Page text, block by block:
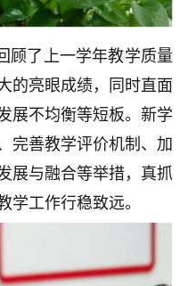
顾了上一学年教学质量
的亮眼成绩，同时直面
展不均衡等短板。新学
完善教学评价机制、加
展与融合等举措，真抓
学工作行稳致远。